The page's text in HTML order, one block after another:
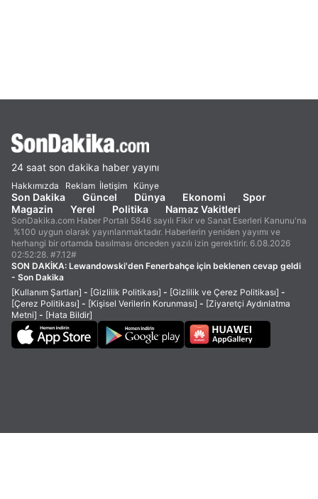
24 saat son dakika haber yayını
Hakkımızda Reklam İletişim Künye
Son Dakika Güncel Dünya Ekonomi
Spor
Magazin
Yerel Politika Namaz Vakitleri
SonDakika.com Haber Portalı 5846 sayılı Fikir ve Sanat Eserleri Kanunu'na
%100 uygun olarak yayınlanmaktadır. Haberlerin yeniden yayımı ve
herhangi bir ortamda basılması önceden yazılı izin gerektirir. 6.08.2026
02:52:28. #7.12#
SON DAKİKA: Lewandowski'den Fenerbahçe için beklenen cevap geldi
- Son Dakika
[Kullanım Şartları] - [Gizlilik Politikası] - [Gizlilik ve Çerez Politikası] -
[Çerez Politikası] - [Kişisel Verilerin Korunması] - [Ziyaretçi Aydınlatma
Metni] - [Hata Bildir]